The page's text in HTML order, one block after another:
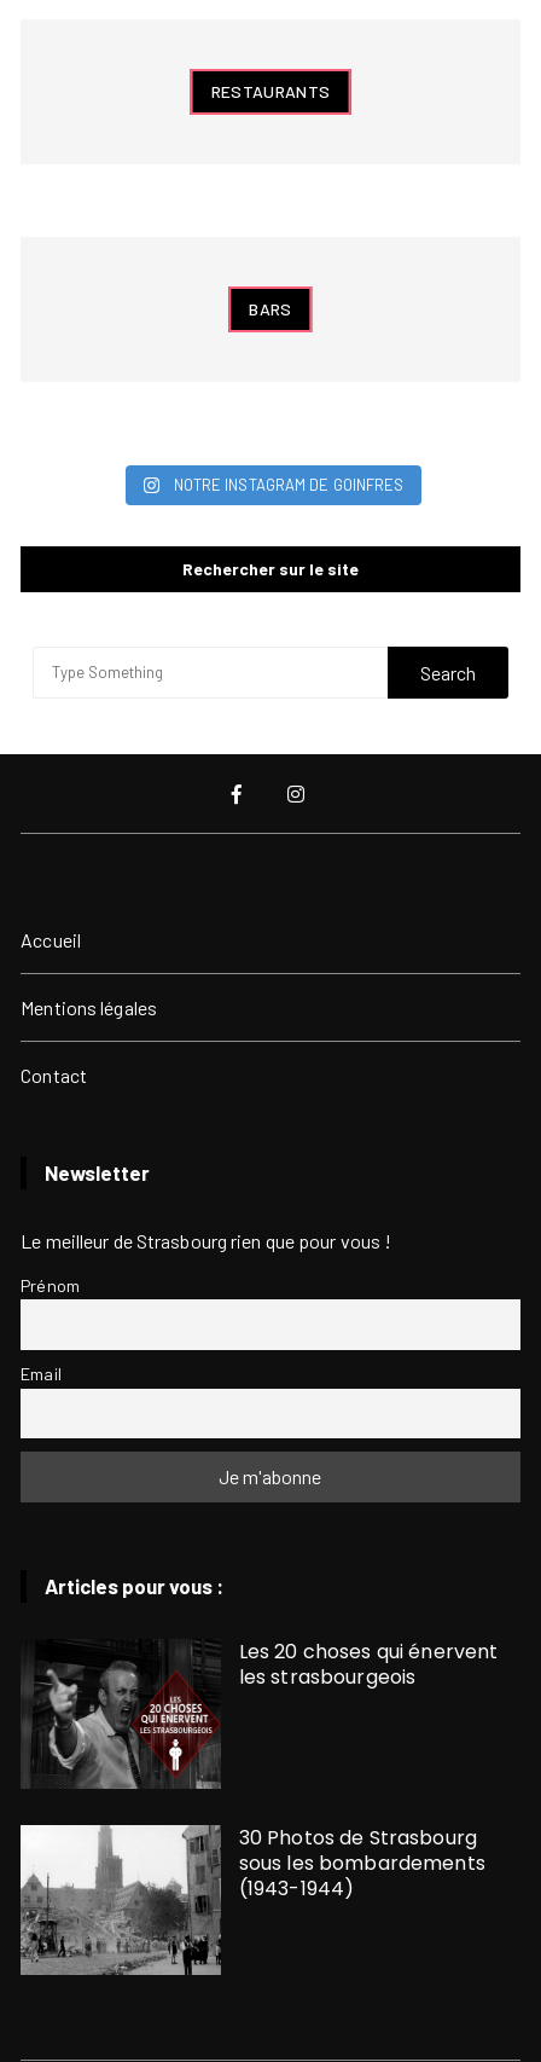
RESTAURANTS
BARS
NOTRE INSTAGRAM DE GOINFRES
Rechercher sur le site
Accueil
Mentions légales
Contact
Newsletter
Le meilleur de Strasbourg rien que pour vous !
Prénom
Email
Articles pour vous :
Les 20 choses qui énervent
les strasbourgeois
30 Photos de Strasbourg
sous les bombardements
(1943-1944)